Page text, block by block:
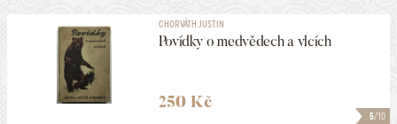
5/10
CHORVÁTH JUSTIN
Povídky o medvědech a vlcích
250 Kč